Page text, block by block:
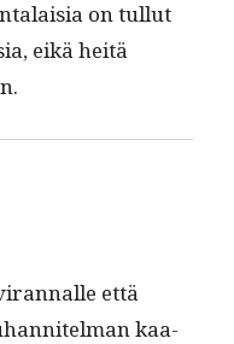
on tul­lut
eikä heitä
että
kaa­